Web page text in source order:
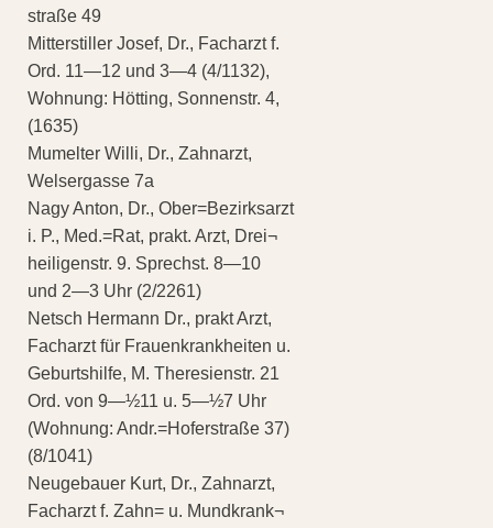
straße 49
Mitterstiller Josef, Dr., Facharzt f.
Ord. 11—12 und 3—4 (4/1132),
Wohnung: Hötting, Sonnenstr. 4,
(1635)
Mumelter Willi, Dr., Zahnarzt,
Welsergasse 7a
Nagy Anton, Dr., Ober=Bezirksarzt
i. P., Med.=Rat, prakt. Arzt, Drei¬
heiligenstr. 9. Sprechst. 8—10
und 2—3 Uhr (2/2261)
Netsch Hermann Dr., prakt Arzt,
Facharzt für Frauenkrankheiten u.
Geburtshilfe, M. Theresienstr. 21
Ord. von 9—½11 u. 5—½7 Uhr
(Wohnung: Andr.=Hoferstraße 37)
(8/1041)
Neugebauer Kurt, Dr., Zahnarzt,
Facharzt f. Zahn= u. Mundkrank¬